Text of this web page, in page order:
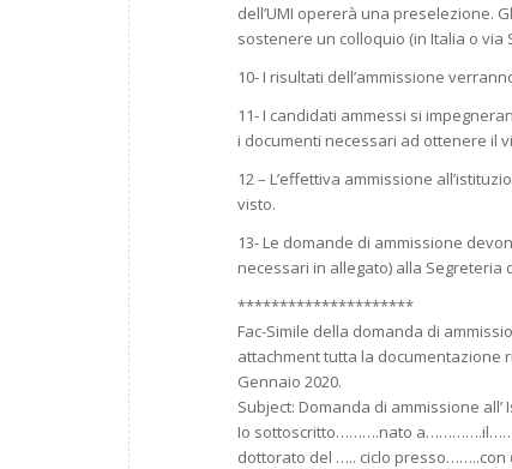
dell’UMI opererà una preselezione.
sostenere un colloquio (in Italia o via
10- I risultati dell’ammissione
11- I candidati ammessi si
i documenti necessari ad ottenere il
12 – L’effettiva ammissione
visto.
13- Le domande di ammissione
necessari in allegato) alla Segreteria
*********************
Fac-Simile della domanda di
attachment tutta la documentazione
Gennaio 2020.
Subject: Domanda di ammissione
Io sottoscritto……….nato
dottorato del ….. ciclo